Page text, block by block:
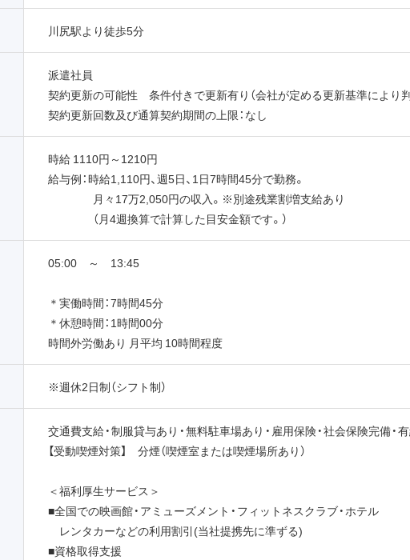
川尻駅より徒歩5分
派遣社員
契約更新の可能性 条件付きで更新有り（会社が定める更新基準により判
契約更新回数及び通算契約期間の上限：なし
時給 1110円～1210円
給与例：時給1,110円、週5日、1日7時間45分で勤務。
月々17万2,050円の収入。※別途残業割増支給あり
（月4週換算で計算した目安金額です。）
05:00 ～ 13:45
＊実働時間：7時間45分
＊休憩時間：1時間00分
時間外労働あり 月平均 10時間程度
※週休2日制（シフト制）
交通費支給・制服貸与あり・無料駐車場あり・雇用保険・社会保険完備・
【受動喫煙対策】 分煙（喫煙室または喫煙場所あり）
＜福利厚生サービス＞
■全国での映画館・アミューズメント・フィットネスクラブ・ホテル
レンタカーなどの利用割引(当社提携先に準ずる)
■資格取得支援